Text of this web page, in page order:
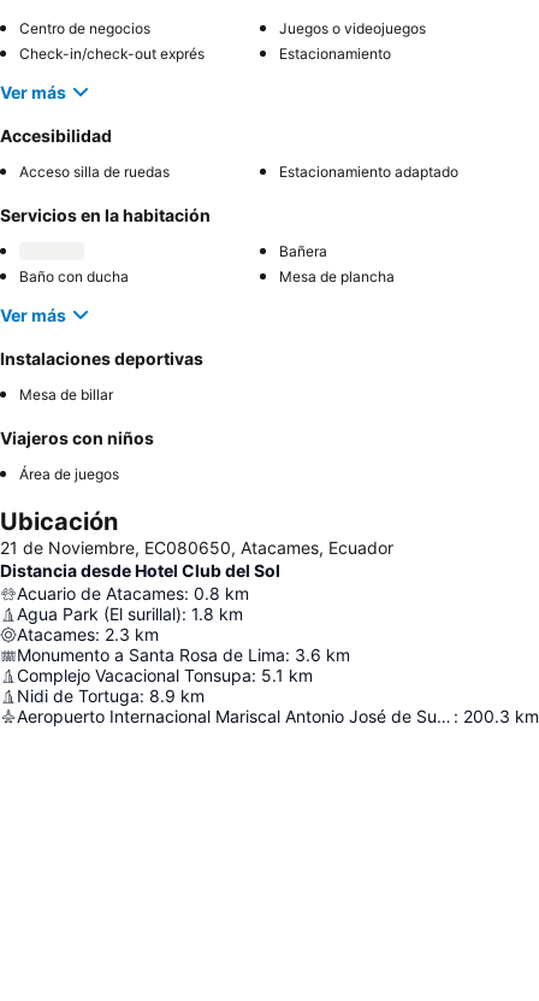
Centro de negocios
Juegos o videojuegos
Check-in/check-out exprés
Estacionamiento
Ver más
Accesibilidad
Acceso silla de ruedas Estacionamiento adaptado
Servicios en la habitación
Bañera
Baño con ducha
Mesa de plancha
Ver más
Instalaciones deportivas
Mesa de billar
Viajeros con niños
Área de juegos
Ubicación
21 de Noviembre, EC080650, Atacames, Ecuador
Distancia desde Hotel Club del Sol
Acuario de Atacames: 0.8 km
Agua Park (El surillal): 1.8 km
Atacames: 2.3 km
Monumento a Santa Rosa de Lima: 3.6 km
Complejo Vacacional Tonsupa: 5.1 km
Nidi de Tortuga: 8.9 km
Aeropuerto Internacional Mariscal Antonio José de Sucre : 200.3 km